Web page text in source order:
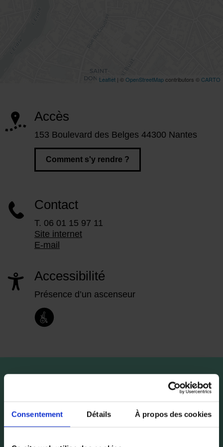
Consentement Détails À propos des cookies
Accès
153 Boulevard des Belges 44300 Nantes
Comment s'y rendre ?
Contact
T. 06 01 15 97 11
Site internet
E-mail
Accessibilité
Présence d’un ascenseur